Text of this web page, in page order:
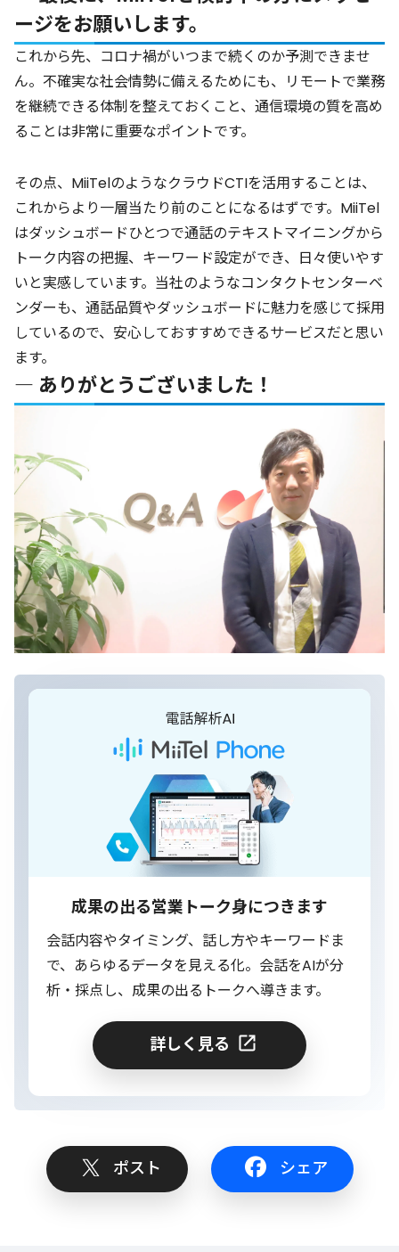
ージをお願いします。
これから先、コロナ禍がいつまで続くのか予測できませ
ん。不確実な社会情勢に備えるためにも、リモートで業務
を継続できる体制を整えておくこと、通信環境の質を高め
ることは非常に重要なポイントです。
その点、MiiTelのようなクラウドCTIを活用することは、
これからより一層当たり前のことになるはずです。MiiTel
はダッシュボードひとつで通話のテキストマイニングから
トーク内容の把握、キーワード設定ができ、日々使いやす
いと実感しています。当社のようなコンタクトセンターベ
ンダーも、通話品質やダッシュボードに魅力を感じて採用
しているので、安心しておすすめできるサービスだと思い
ます。
― ありがとうございました！
成果の出る営業トーク身につきます
会話内容やタイミング、話し方やキーワードま
で、あらゆるデータを見える化。会話をAIが分
析・採点し、成果の出るトークへ導きます。
詳しく見る
ポスト シェア